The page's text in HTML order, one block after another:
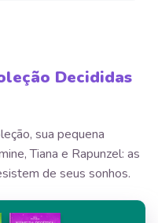
Decididas
sua pequena
Tiana e Rapunzel: as
de seus sonhos.